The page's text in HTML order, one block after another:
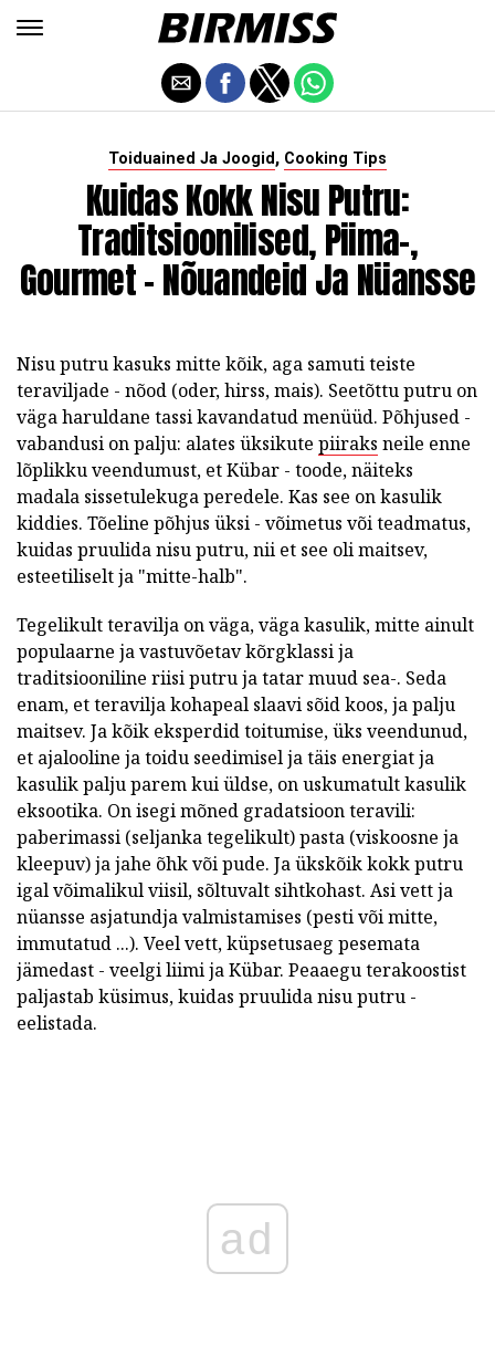
Toiduained Ja Joogid, Cooking Tips
Kuidas Kokk Nisu Putru:
Traditsioonilised, Piima-,
Gourmet - Nõuandeid Ja Nüansse
Nisu putru kasuks mitte kõik, aga samuti teiste
teraviljade - nõod (oder, hirss, mais). Seetõttu putru on
väga haruldane tassi kavandatud menüüd. Põhjused -
vabandusi on palju: alates üksikute piiraks neile enne
lõplikku veendumust, et Kübar - toode, näiteks
madala sissetulekuga peredele. Kas see on kasulik
kiddies. Tõeline põhjus üksi - võimetus või teadmatus,
kuidas pruulida nisu putru, nii et see oli maitsev,
esteetiliselt ja "mitte-halb".
Tegelikult teravilja on väga, väga kasulik, mitte ainult
populaarne ja vastuvõetav kõrgklassi ja
traditsiooniline riisi putru ja tatar muud sea-. Seda
enam, et teravilja kohapeal slaavi sõid koos, ja palju
maitsev. Ja kõik eksperdid toitumise, üks veendunud,
et ajalooline ja toidu seedimisel ja täis energiat ja
kasulik palju parem kui üldse, on uskumatult kasulik
eksootika. On isegi mõned gradatsioon teravili:
paberimassi (seljanka tegelikult) pasta (viskoosne ja
kleepuv) ja jahe õhk või pude. Ja ükskõik kokk putru
igal võimalikul viisil, sõltuvalt sihtkohast. Asi vett ja
nüansse asjatundja valmistamises (pesti või mitte,
immutatud ...). Veel vett, küpsetusaeg pesemata
jämedast - veelgi liimi ja Kübar. Peaaegu terakoostist
paljastab küsimus, kuidas pruulida nisu putru -
eelistada.
ad